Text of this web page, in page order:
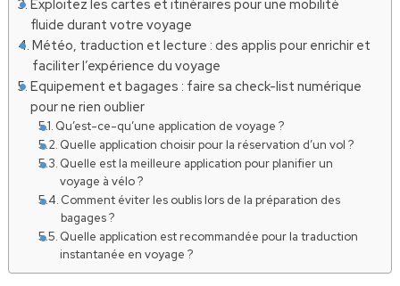
Exploitez les cartes et itinéraires pour une mobilité
fluide durant votre voyage
Météo, traduction et lecture : des applis pour enrichir et
faciliter l’expérience du voyage
Equipement et bagages : faire sa check-list numérique
pour ne rien oublier
Qu’est-ce-qu’une application de voyage ?
Quelle application choisir pour la réservation d’un vol ?
Quelle est la meilleure application pour planifier un
voyage à vélo ?
Comment éviter les oublis lors de la préparation des
bagages ?
Quelle application est recommandée pour la traduction
instantanée en voyage ?